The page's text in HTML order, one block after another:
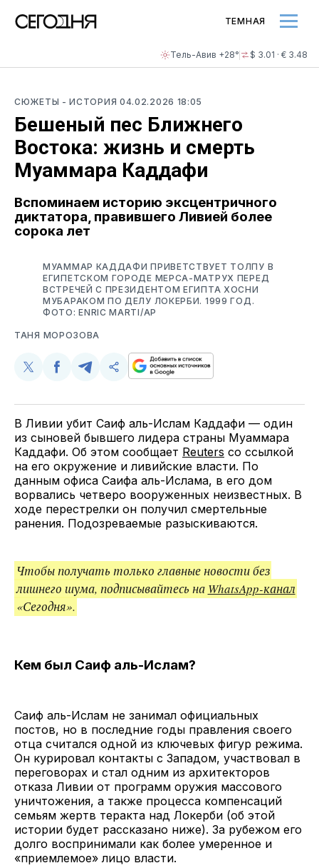
Тель-Авив +28° $ 3.01 · € 3.48
ТЕМНАЯ
СЮЖЕТЫ - ИСТОРИЯ 04.02.2026 18:05
Бешеный пес Ближнего
Востока: жизнь и смерть
Муаммара Каддафи
Вспоминаем историю эксцентричного
диктатора, правившего Ливией более
сорока лет
МУАММАР КАДДАФИ ПРИВЕТСТВУЕТ ТОЛПУ В
ЕГИПЕТСКОМ ГОРОДЕ МЕРСА-МАТРУХ ПЕРЕД
ВСТРЕЧЕЙ С ПРЕЗИДЕНТОМ ЕГИПТА ХОСНИ
МУБАРАКОМ ПО ДЕЛУ ЛОКЕРБИ. 1999 ГОД.
ФОТО: ENRIC MARTI/AP
ТАНЯ МОРОЗОВА
Поделиться
Twitter
Поделиться
Facebook
Поделиться
Telegram
Скопируйте
поделитесь
ссылкой
В Ливии убит Саиф аль-Ислам Каддафи — один
из сыновей бывшего лидера страны Муаммара
Каддафи. Об этом сообщает Reuters со ссылкой
на его окружение и ливийские власти. По
данным офиса Саифа аль-Ислама, в его дом
ворвались четверо вооруженных неизвестных. В
ходе перестрелки он получил смертельные
ранения. Подозреваемые разыскиваются.
Чтобы получать только главные новости без
лишнего шума, подписывайтесь на WhatsApp-канал
«Сегодня».
Кем был Саиф аль-Ислам?
Саиф аль-Ислам не занимал официальных
постов, но в последние годы правления своего
отца считался одной из ключевых фигур режима.
Он курировал контакты с Западом, участвовал в
переговорах и стал одним из архитекторов
отказа Ливии от программ оружия массового
уничтожения, а также процесса компенсаций
семьям жертв теракта над Локерби (об этой
истории будет рассказано ниже). За рубежом его
долго воспринимали как более умеренное и
«приемлемое» лицо власти.